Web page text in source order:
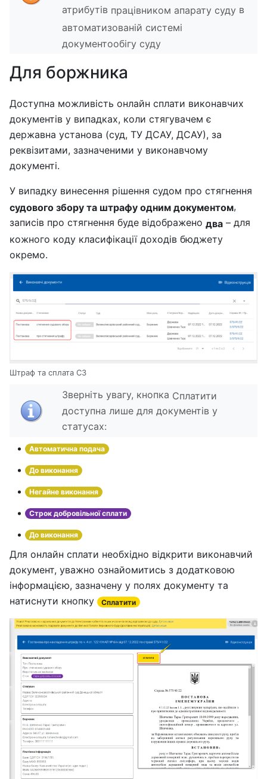
атрибутів працівником апарату суду в
автоматизованій системі
документообігу суду
Для боржника
Доступна можливість онлайн сплати виконавчих
документів у випадках, коли стягувачем є
державна установа (суд, ТУ ДСАУ, ДСАУ), за
реквізитами, зазначеними у виконавчому
документі.
У випадку винесення рішення судом про стягнення
судового збору та штрафу одним документом,
записів про стягнення буде відображено два – для
кожного коду класифікації доходів бюджету
окремо.
Штраф та сплата СЗ
Зверніть увагу, кнопка Сплатити
доступна лише для документів у
статусах:
Автоматична подача
До виконання
Негайне виконання
Строк добровільної сплати
До виконання
Для онлайн сплати необхідно відкрити виконавчий
документ, уважно ознайомитись з додатковою
інформацією, зазначену у полях документу та
натиснути кнопку
Cплатити